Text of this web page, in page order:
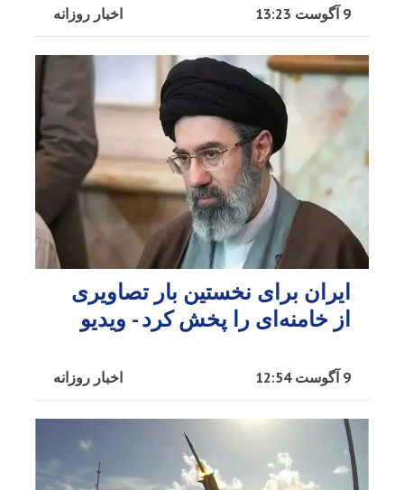
اخبار روزانه 9 آگوست 13:23
ایران برای نخستین بار تصاویری
از خامنه‌ای را پخش کرد - ویدیو
اخبار روزانه 9 آگوست 12:54